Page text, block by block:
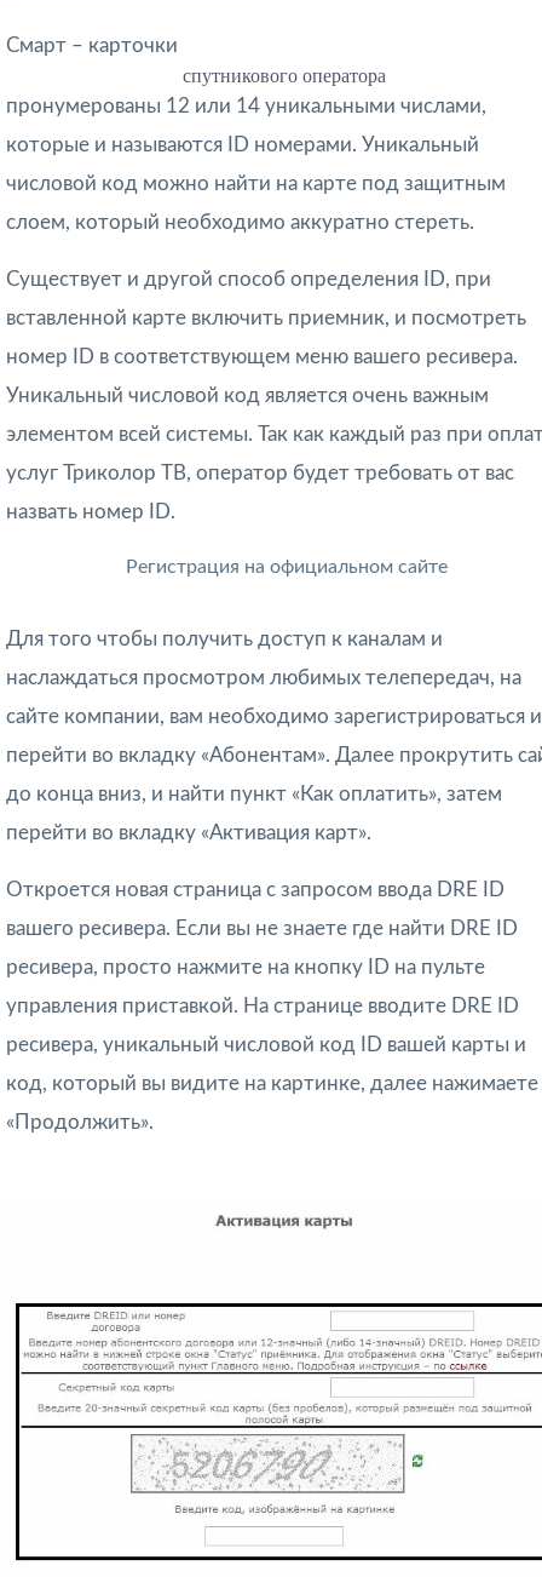
Смарт – карточки
спутникового оператора
пронумерованы 12 или 14 уникальными числами,
которые и называются ID номерами. Уникальный
числовой код можно найти на карте под защитным
слоем, который необходимо аккуратно стереть.
Существует и другой способ определения ID, при
вставленной карте включить приемник, и посмотреть
номер ID в соответствующем меню вашего ресивера.
Уникальный числовой код является очень важным
элементом всей системы. Так как каждый раз при
услуг Триколор ТВ, оператор будет требовать от вас
назвать номер ID.
Регистрация на официальном сайте
Для того чтобы получить доступ к каналам и
наслаждаться просмотром любимых телепередач, на
сайте компании, вам необходимо зарегистрироваться и
перейти во вкладку «Абонентам». Далее прокрутить
до конца вниз, и найти пункт «Как оплатить», затем
перейти во вкладку «Активация карт».
Откроется новая страница с запросом ввода DRE ID
вашего ресивера. Если вы не знаете где найти DRE ID
ресивера, просто нажмите на кнопку ID на пульте
управления приставкой. На странице вводите DRE ID
ресивера, уникальный числовой код ID вашей карты и
код, который вы видите на картинке, далее нажимаете
«Продолжить».